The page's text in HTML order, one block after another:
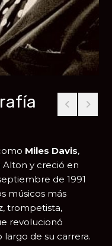
Miles Davis,
Alton y creció en
de 1991
músicos más
trompetista,
revolucionó
de su carrera.